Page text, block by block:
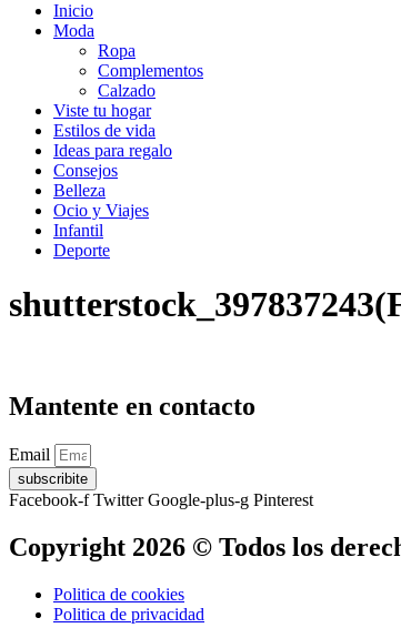
Inicio
Moda
Ropa
Complementos
Calzado
Viste tu hogar
Estilos de vida
Ideas para regalo
Consejos
Belleza
Ocio y Viajes
Infantil
Deporte
Mantente en contacto
Email
subscribite
Facebook-f Twitter Google-plus-g Pinterest
Copyright 2026 © Todos los
Politica de cookies
Politica de privacidad